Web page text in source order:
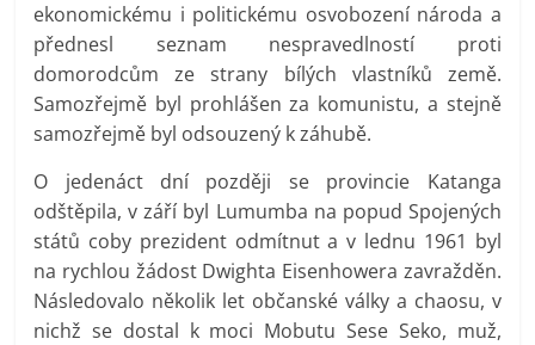
ekonomickému i politickému osvobození národa a
přednesl seznam nespravedlností proti
domorodcům ze strany bílých vlastníků země.
Samozřejmě byl prohlášen za komunistu, a stejně
samozřejmě byl odsouzený k záhubě.
O jedenáct dní později se provincie Katanga
odštěpila, v září byl Lumumba na popud Spojených
států coby prezident odmítnut a v lednu 1961 byl
na rychlou žádost Dwighta Eisenhowera zavražděn.
Následovalo několik let občanské války a chaosu, v
nichž se dostal k moci Mobutu Sese Seko, muž,